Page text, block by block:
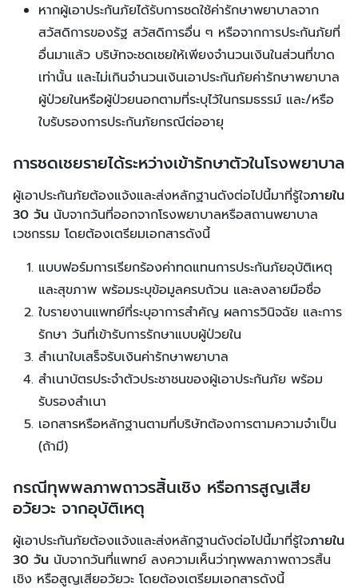
หากผู้เอาประกันภัยได้รับการชดใช้ค่ารักษาพยาบาลจาก
สวัสดิการของรัฐ สวัสดิการอื่น ๆ หรือจากการประกันภัยที่
อื่นมาแล้ว บริษัทจะชดเชยให้เพียงจำนวนเงินในส่วนที่ขาด
เท่านั้น และไม่เกินจำนวนเงินเอาประกันภัยค่ารักษาพยาบาล
ผู้ป่วยในหรือผู้ป่วยนอกตามที่ระบุไว้ในกรมธรรม์ และ/หรือ
ใบรับรองการประกันภัยกรณีต่ออายุ
การชดเชยรายได้ระหว่างเข้ารักษาตัวในโรงพยาบาล
ผู้เอาประกันภัยต้องแจ้งและส่งหลักฐานดังต่อไปนี้มาที่รู้ใจภายใน
30 วัน นับจากวันที่ออกจากโรงพยาบาลหรือสถานพยาบาล
เวชกรรม โดยต้องเตรียมเอกสารดังนี้
แบบฟอร์มการเรียกร้องค่าทดแทนการประกันภัยอุบัติเหตุ
และสุขภาพ พร้อมระบุข้อมูลครบถ้วน และลงลายมือชื่อ
ใบรายงานแพทย์ที่ระบุอาการสำคัญ ผลการวินิจฉัย และการ
รักษา วันที่เข้ารับการรักษาแบบผู้ป่วยใน
สำเนาใบเสร็จรับเงินค่ารักษาพยาบาล
สำเนาบัตรประจำตัวประชาชนของผู้เอาประกันภัย พร้อม
รับรองสำเนา
เอกสารหรือหลักฐานตามที่บริษัทต้องการตามความจำเป็น
(ถ้ามี)
กรณีทุพพลภาพถาวรสิ้นเชิง หรือการสูญเสีย
อวัยวะ จากอุบัติเหตุ
ผู้เอาประกันภัยต้องแจ้งและส่งหลักฐานดังต่อไปนี้มาที่รู้ใจภายใน
30 วัน นับจากวันที่แพทย์ ลงความเห็นว่าทุพพลภาพถาวรสิ้น
เชิง หรือสูญเสียอวัยวะ โดยต้องเตรียมเอกสารดังนี้